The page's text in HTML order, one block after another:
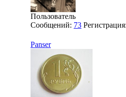
Пользователь
Сообщений: 73 Регистрация:
Panser